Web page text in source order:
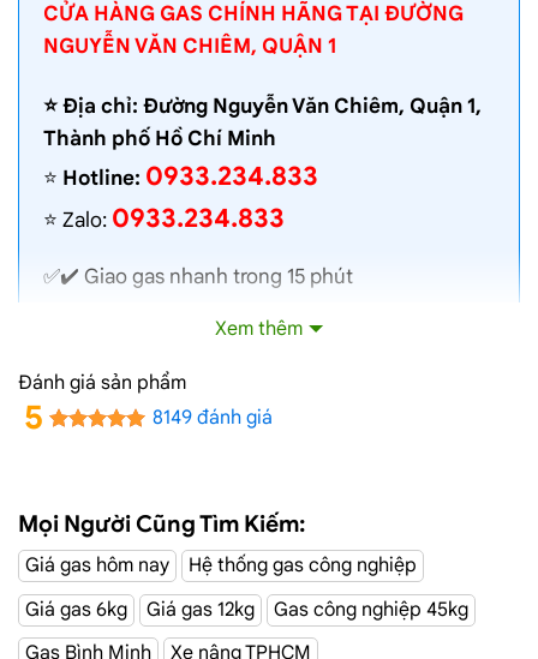
CỬA HÀNG GAS CHÍNH HÃNG TẠI ĐƯỜNG
NGUYỄN VĂN CHIÊM, QUẬN 1
⭐️ Địa chỉ: Đường Nguyễn Văn Chiêm, Quận 1,
Thành phố Hồ Chí Minh
⭐️ Hotline: 0933.234.833
⭐️ Zalo: 0933.234.833
✅✔️ Giao gas nhanh trong 15 phút
✅✔️ Gas đủ ký, chất lượng cao, bình gas được
kiểm định định kỳ
✅✔️ Bán gas đúng giá niêm yết trên web
✅✔️ Giao gas và lắp đặt miễn phí
Đại Lý Gas Đường Nguyễn Văn Chiêm,
Quận 1
Xem thêm
Đánh giá sản phẩm
5 8149 đánh giá
Mọi Người Cũng Tìm Kiếm:
Giá gas hôm nay
Hệ thống gas công nghiệp
Giá gas 6kg
Giá gas 12kg
Gas công nghiệp 45kg
Gas Bình Minh
Xe nâng TPHCM